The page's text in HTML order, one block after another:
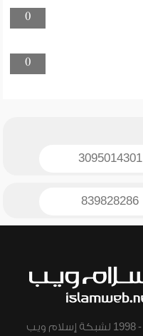
0
0
3095014301
839828286